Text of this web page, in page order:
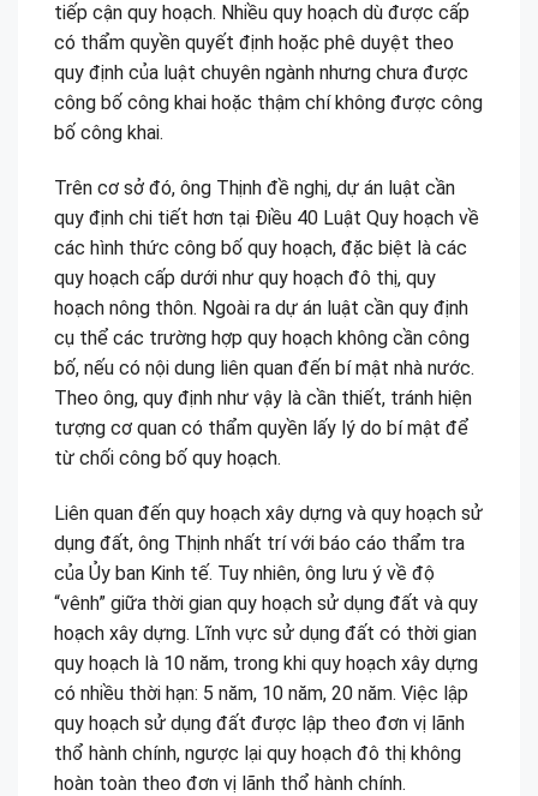
tiếp cận quy hoạch. Nhiều quy hoạch dù được cấp
có thẩm quyền quyết định hoặc phê duyệt theo
quy định của luật chuyên ngành nhưng chưa được
công bố công khai hoặc thậm chí không được công
bố công khai.
Trên cơ sở đó, ông Thịnh đề nghị, dự án luật cần
quy định chi tiết hơn tại Điều 40 Luật Quy hoạch về
các hình thức công bố quy hoạch, đặc biệt là các
quy hoạch cấp dưới như quy hoạch đô thị, quy
hoạch nông thôn. Ngoài ra dự án luật cần quy định
cụ thể các trường hợp quy hoạch không cần công
bố, nếu có nội dung liên quan đến bí mật nhà nước.
Theo ông, quy định như vậy là cần thiết, tránh hiện
tượng cơ quan có thẩm quyền lấy lý do bí mật để
từ chối công bố quy hoạch.
Liên quan đến quy hoạch xây dựng và quy hoạch sử
dụng đất, ông Thịnh nhất trí với báo cáo thẩm tra
của Ủy ban Kinh tế. Tuy nhiên, ông lưu ý về độ
“vênh” giữa thời gian quy hoạch sử dụng đất và quy
hoạch xây dựng. Lĩnh vực sử dụng đất có thời gian
quy hoạch là 10 năm, trong khi quy hoạch xây dựng
có nhiều thời hạn: 5 năm, 10 năm, 20 năm. Việc lập
quy hoạch sử dụng đất được lập theo đơn vị lãnh
thổ hành chính, ngược lại quy hoạch đô thị không
hoàn toàn theo đơn vị lãnh thổ hành chính.